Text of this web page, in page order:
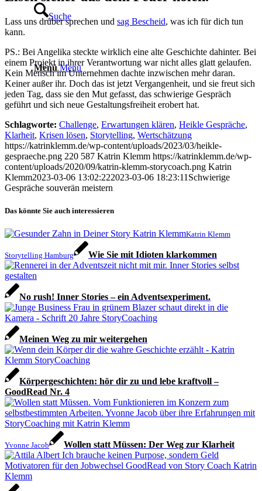
Suche
Menü Menü
Lass uns drüber sprechen und sag Bescheid, was ich für dich tun
kann.
PS.: Bei Angelika steckte wirklich eine alte Geschichte dahinter. Bei
einem Projekt in ihrer Verantwortung war nicht alles glatt gelaufen.
Kein Mensch im Unternehmen dachte inzwischen mehr daran.
Keiner außer ihr. Doch das ist jetzt Vergangenheit, und sie freut sich
jeden Tag, dass sie den Mut gefasst, das schwierige Gespräch
geführt und sich neue Gestaltungsfreiheit erobert hat.
Schlagworte: Challenge, Erwartungen klären, Heikle Gespräche,
Klarheit, Krisen lösen, Storytelling, Wertschätzung
https://katrinklemm.de/wp-content/uploads/2023/03/heikle-
gespraeche.png 220 587 Katrin Klemm https://katrinklemm.de/wp-
content/uploads/2020/09/katrin-klemm-storycoach.png Katrin
Klemm2023-03-06 13:02:222023-03-06 18:23:11 Schwierige
Gespräche souverän meistern
Das könnte Sie auch interessieren
Katrin Klemm
Storytelling Hamburg Wie Sie mit Idioten klarkommen
No rush! Inner Stories – ein Adventsexperiment.
Meinen Weg zu mir weitergehen
Körpergeschichten: hör dir zu und lebe kraftvoll –
GoodRead Nr. 4
Yvonne Jacob Wollen statt Müssen: Der Weg zur Klarheit